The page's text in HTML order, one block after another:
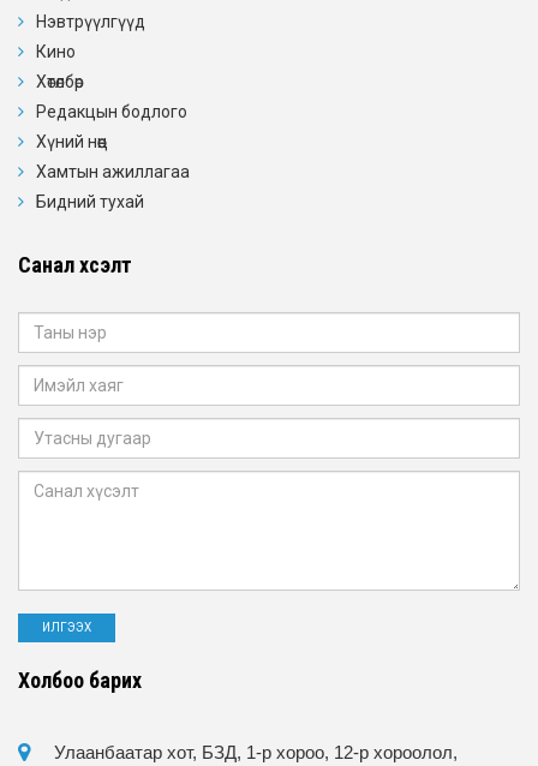
Нэвтрүүлгүүд
Кино
Хөтөлбөр
Редакцын бодлого
Хүний нөөц
Хамтын ажиллагаа
Бидний тухай
Санал хүсэлт
Холбоо барих
Улаанбаатар хот, БЗД, 1-р хороо, 12-р хороолол,